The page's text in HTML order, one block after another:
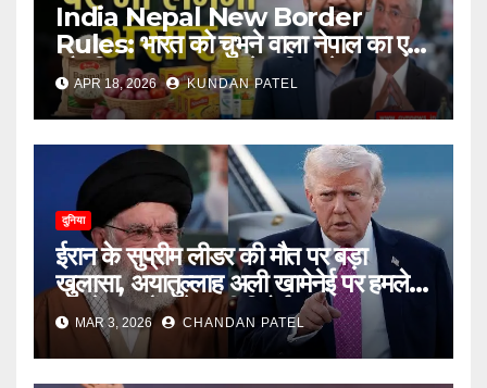
India Nepal New Border
Rules: भारत को चुभने वाला नेपाल का एक
और नियम, 100 रुपये से अधिक के सामान पर
अब देना होगा भंसार..
APR 18, 2026 KUNDAN PATEL
दुनिया
ईरान के सुप्रीम लीडर की मौत पर बड़ा
खुलासा, अयातुल्लाह अली खामेनेई पर हमले
को लेकर चौंकाने वाली रिपोर्ट
MAR 3, 2026 CHANDAN PATEL